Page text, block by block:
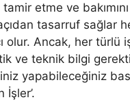
etme ve
tasarruf sağlar
Ancak, her türlü
ve teknik bilgi
yapabileceğiniz